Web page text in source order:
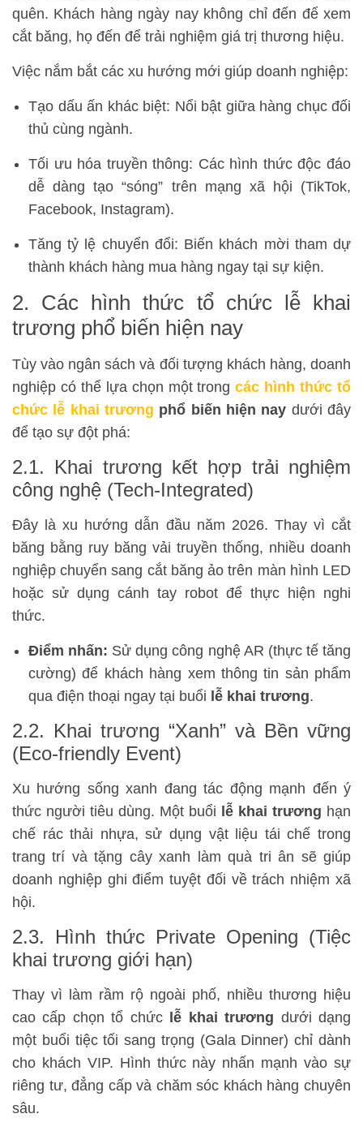
quên. Khách hàng ngày nay không chỉ đến để xem
cắt băng, họ đến để trải nghiệm giá trị thương hiệu.
Việc nắm bắt các xu hướng mới giúp doanh nghiệp:
Tạo dấu ấn khác biệt: Nổi bật giữa hàng chục đối
thủ cùng ngành.
Tối ưu hóa truyền thông: Các hình thức độc đáo
dễ dàng tạo “sóng” trên mạng xã hội (TikTok,
Facebook, Instagram).
Tăng tỷ lệ chuyển đổi: Biến khách mời tham dự
thành khách hàng mua hàng ngay tại sự kiện.
2. Các hình thức tổ chức lễ khai
trương phổ biến hiện nay
Tùy vào ngân sách và đối tượng khách hàng, doanh
nghiệp có thể lựa chọn một trongcác hình thức tổ
chức lễ khai trương phổ biến hiện nay dưới đây
để tạo sự đột phá:
2.1. Khai trương kết hợp trải nghiệm
công nghệ (Tech-Integrated)
Đây là xu hướng dẫn đầu năm 2026. Thay vì cắt
băng bằng ruy băng vải truyền thống, nhiều doanh
nghiệp chuyển sang cắt băng ảo trên màn hình LED
hoặc sử dụng cánh tay robot để thực hiện nghi
thức.
Điểm nhấn: Sử dụng công nghệ AR (thực tế tăng
cường) để khách hàng xem thông tin sản phẩm
qua điện thoại ngay tại buổi lễ khai trương.
2.2. Khai trương “Xanh” và Bền vững
(Eco-friendly Event)
Xu hướng sống xanh đang tác động mạnh đến ý
thức người tiêu dùng. Một buổi lễ khai trương hạn
chế rác thải nhựa, sử dụng vật liệu tái chế trong
trang trí và tặng cây xanh làm quà tri ân sẽ giúp
doanh nghiệp ghi điểm tuyệt đối về trách nhiệm xã
hội.
2.3. Hình thức Private Opening (Tiệc
khai trương giới hạn)
Thay vì làm rầm rộ ngoài phố, nhiều thương hiệu
cao cấp chọn tổ chức lễ khai trương dưới dạng
một buổi tiệc tối sang trọng (Gala Dinner) chỉ dành
cho khách VIP. Hình thức này nhấn mạnh vào sự
riêng tư, đẳng cấp và chăm sóc khách hàng chuyên
sâu.